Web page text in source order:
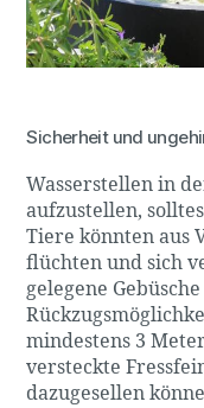
Sicherheit und
Wasserstellen in
aufzustellen,
Tiere könnten aus
flüchten und sich
gelegene
mindestens 3
versteckte
dazugesellen